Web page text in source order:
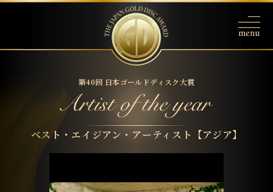
第40回 日本ゴールドディスク大賞
ベスト・エイジアン・アーティスト【アジア】